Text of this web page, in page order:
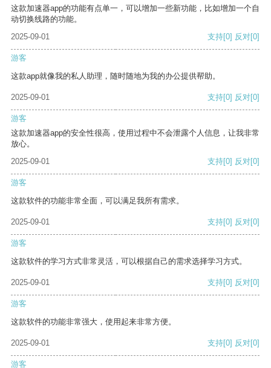
这款加速器app的功能有点单一，可以增加一些新功能，比如增加一个自
动切换线路的功能。
2025-09-01
支持[0] 反对[0]
游客
这款app就像我的私人助理，随时随地为我的办公提供帮助。
2025-09-01 支持[0] 反对[0]
游客
这款加速器app的安全性很高，使用过程中不会泄露个人信息，让我非常
放心。
2025-09-01
支持[0] 反对[0]
游客
这款软件的功能非常全面，可以满足我所有需求。
2025-09-01 支持[0] 反对[0]
游客
这款软件的学习方式非常灵活，可以根据自己的需求选择学习方式。
2025-09-01 支持[0] 反对[0]
游客
这款软件的功能非常强大，使用起来非常方便。
2025-09-01 支持[0] 反对[0]
游客